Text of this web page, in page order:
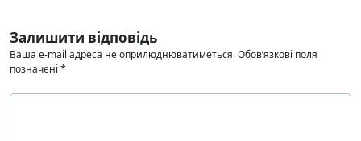
Залишити відповідь
Ваша e-mail адреса не оприлюднюватиметься.Обов’язкові поля
позначені *